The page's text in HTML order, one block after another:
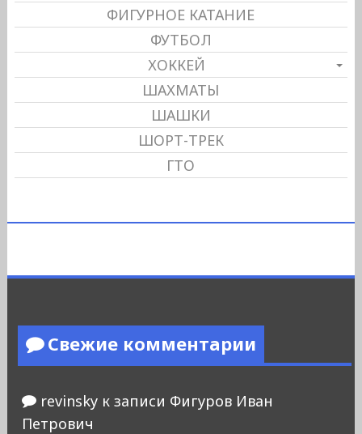
ФИГУРНОЕ КАТАНИЕ
ФУТБОЛ
ХОККЕЙ
ШАХМАТЫ
ШАШКИ
ШОРТ-ТРЕК
ГТО
Свежие комментарии
revinskyк записи Фигуров Иван
Петрович